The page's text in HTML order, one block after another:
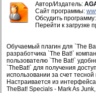
Автор/Издатель:
Cайт программы:
Обсудить программу:
Перейти к загрузке
Обучаемый плагин для `The
разработчика `The Bat!`
пользователю `The Bat!`
`TheBat!` для получения
использовании за счет
Настраивается из
TheBat! Specials - Mark As